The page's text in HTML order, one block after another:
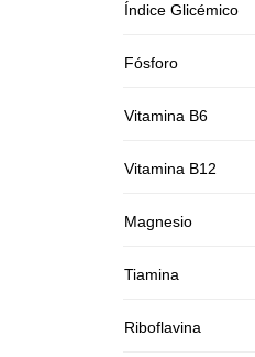
Índice Glicémico
Fósforo
Vitamina B6
Vitamina B12
Magnesio
Tiamina
Riboflavina